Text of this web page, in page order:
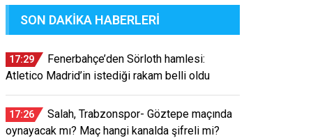
SON DAKIKA HABERLERI
17:29
Fenerbahçe’den Sörloth hamlesi:
Atletico Madrid’in istediği rakam belli oldu
17:26
Salah, Trabzonspor- Göztepe maçında
oynayacak mı? Maç hangi kanalda şifreli mi?